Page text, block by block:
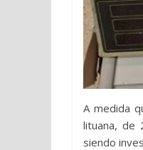
A medida
lituana, de
siendo